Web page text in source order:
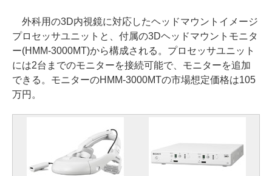
外科用の3D内視鏡に対応したヘッドマウントイメージ
プロセッサユニットと、付属の3Dヘッドマウントモニタ
ー(HMM-3000MT)から構成される。プロセッサユニット
には2台までのモニターを接続可能で、モニターを追加
できる。モニターのHMM-3000MTの市場想定価格は105
万円。